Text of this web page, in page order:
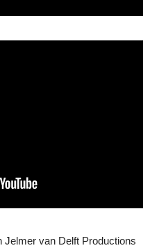
van Delft Productions